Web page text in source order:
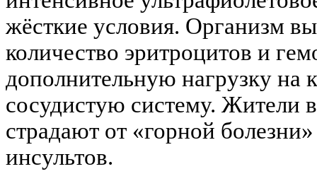
жёсткие условия. Организм
количество эритроцитов и
дополнительную нагрузку на
сосудистую систему. Жители
страдают от «горной
инсультов.